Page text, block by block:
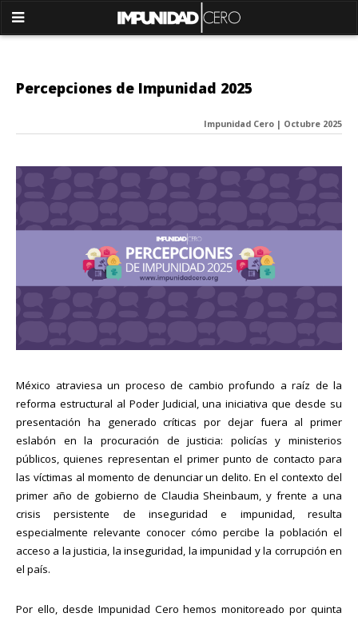
Percepciones de Impunidad 2025
Impunidad Cero | Octubre 2025
México atraviesa un proceso de cambio profundo a raíz de la
reforma estructural al Poder Judicial, una iniciativa que desde su
presentación ha generado críticas por dejar fuera al primer
eslabón en la procuración de justicia: policías y ministerios
públicos, quienes representan el primer punto de contacto para
las víctimas al momento de denunciar un delito. En el contexto del
primer año de gobierno de Claudia Sheinbaum, y frente a una
crisis persistente de inseguridad e impunidad, resulta
especialmente relevante conocer cómo percibe la población el
acceso a la justicia, la inseguridad, la impunidad y la corrupción en
el país.
Por ello, desde Impunidad Cero hemos monitoreado por quinta